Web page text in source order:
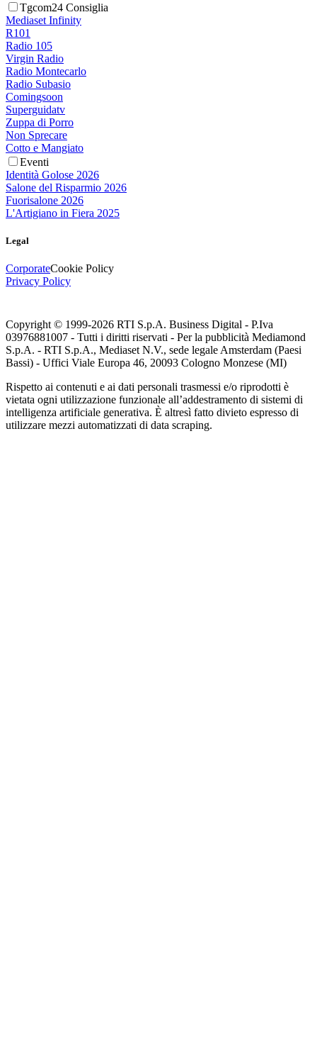
Tgcom24 Consiglia
Mediaset Infinity
R101
Radio 105
Virgin Radio
Radio Montecarlo
Radio Subasio
Comingsoon
Superguidatv
Zuppa di Porro
Non Sprecare
Cotto e Mangiato
Eventi
Identità Golose 2026
Salone del Risparmio 2026
Fuorisalone 2026
L'Artigiano in Fiera 2025
Legal
CorporateCookie Policy
Privacy Policy
Copyright © 1999-2026 RTI S.p.A. Business Digital - P.Iva
03976881007 - Tutti i diritti riservati - Per la pubblicità Mediamond
S.p.A. - RTI S.p.A., Mediaset N.V., sede legale Amsterdam (Paesi
Bassi) - Uffici Viale Europa 46, 20093 Cologno Monzese (MI)
Rispetto ai contenuti e ai dati personali trasmessi e/o riprodotti è
vietata ogni utilizzazione funzionale all’addestramento di sistemi di
intelligenza artificiale generativa. È altresì fatto divieto espresso di
utilizzare mezzi automatizzati di data scraping.